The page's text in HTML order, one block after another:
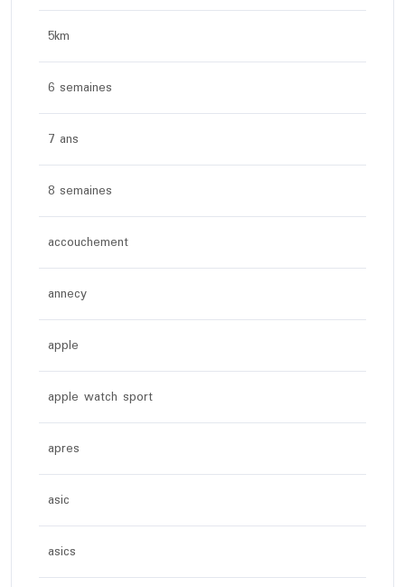
5km
6 semaines
7 ans
8 semaines
accouchement
annecy
apple
apple watch sport
apres
asic
asics